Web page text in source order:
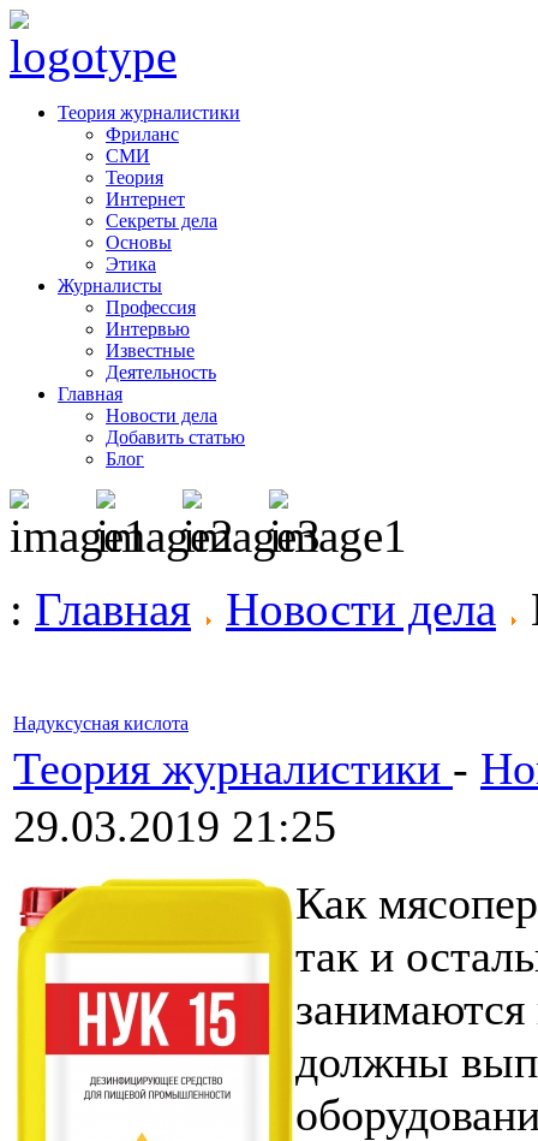
Теория журналистики
Фриланс
СМИ
Теория
Интернет
Секреты дела
Основы
Этика
Журналисты
Профессия
Интервью
Известные
Деятельность
Главная
Новости дела
Добавить статью
Блог
: Главная Новости дела
Надуксусная кислота
Теория журналистики -
29.03.2019 21:25
Как
так и
должны